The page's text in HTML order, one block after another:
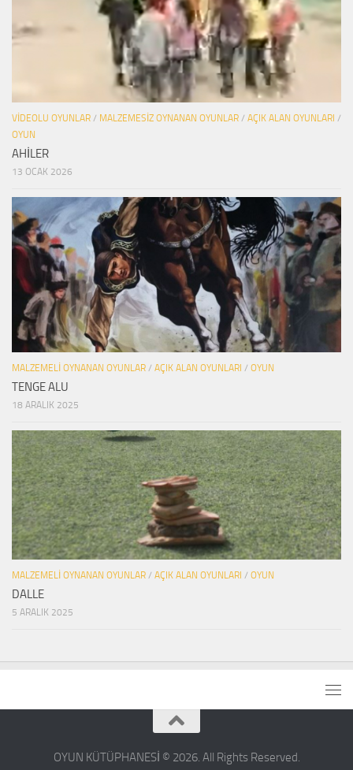
VIDEOLU OYUNLAR / MALZEMESIZ OYNANAN OYUNLAR / AÇIK ALAN OYUNLARI /
OYUN
AHİLER
13 OCAK 2026
MALZEMELI OYNANAN OYUNLAR / AÇIK ALAN OYUNLARI / OYUN
TENGE ALU
18 ARALIK 2025
MALZEMELI OYNANAN OYUNLAR / AÇIK ALAN OYUNLARI / OYUN
DALLE
5 ARALIK 2025
OYUN KÜTÜPHANESİ © 2026. All Rights Reserved.